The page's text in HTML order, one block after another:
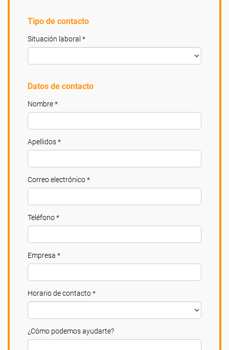
Tipo de contacto
Situación laboral *
Datos de contacto
Nombre *
Apellidos *
Correo electrónico *
Teléfono *
Empresa *
Horario de contacto *
¿Cómo podemos ayudarte?